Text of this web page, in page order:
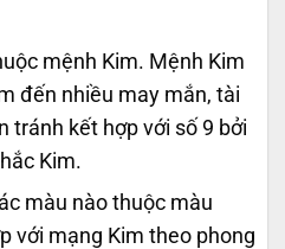
mệnh Kim. Mệnh Kim
đến nhiều may mắn, tài
tránh kết hợp với số 9 bởi
Kim.
màu nào thuộc màu
với mạng Kim theo phong